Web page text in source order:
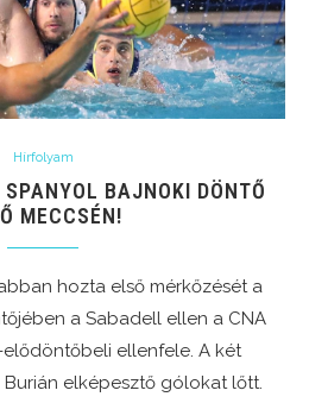
Hírfolyam
BAJNOKI DÖNTŐ
MECCSÉN!
hozta első mérkőzését a
a Sabadell ellen a CNA
elődöntőbeli ellenfele. A két
elképesztő gólokat lőtt.